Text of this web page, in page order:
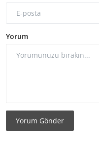
Yorum
Yorum Gönder